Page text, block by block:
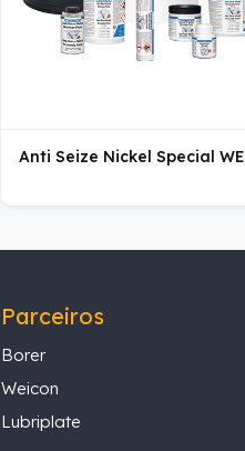
Anti Seize Nickel Special
Parceiros
Borer
Weicon
Lubriplate